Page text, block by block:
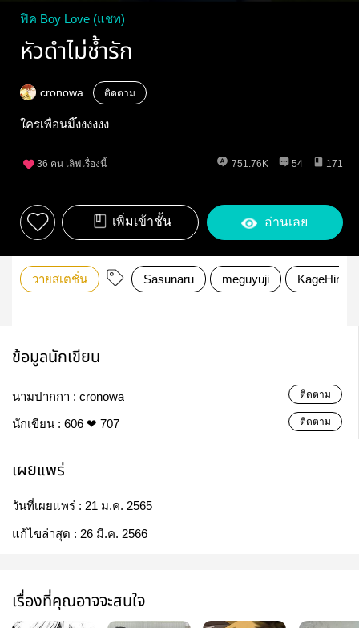
ฟิค Boy Love (แชท)
หัวดำไม่ช้ำรัก
cronowa ติดตาม
ใครเพื่อนมึ๊งงงงงง
36 คน เลิฟเรื่องนี้ 751.76K 54 171
เพิ่มเข้าชั้น อ่านเลย
วายสเตชั่น Sasunaru meguyuji KageHina
ข้อมูลนักเขียน
นามปากกา : cronowa ติดตาม
นักเขียน : 606 ❤ 707 ติดตาม
เผยแพร่
วันที่เผยแพร่ : 21 ม.ค. 2565
แก้ไขล่าสุด : 26 มี.ค. 2566
เรื่องที่คุณอาจจะสนใจ